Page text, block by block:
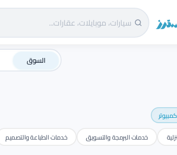
السوق
خدمات البرمجة والتسويق خدمات الطباعة والتصميم